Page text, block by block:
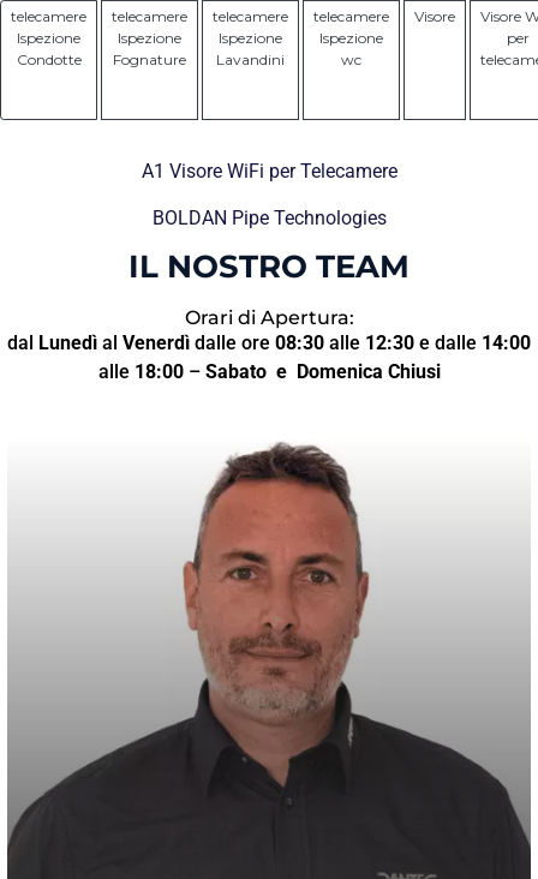
telecamere
Ispezione
Condotte
telecamere
Ispezione
Fognature
telecamere
Ispezione
Lavandini
telecamere
Ispezione
wc
Visore
Visore
per
A1 Visore WiFi per Telecamere
BOLDAN Pipe Technologies
IL NOSTRO TEAM
Orari di Apertura:
dal Lunedì al Venerdì dalle ore 08:30 alle 12:30 e dalle 14:00
alle 18:00– Sabato e Domenica Chiusi